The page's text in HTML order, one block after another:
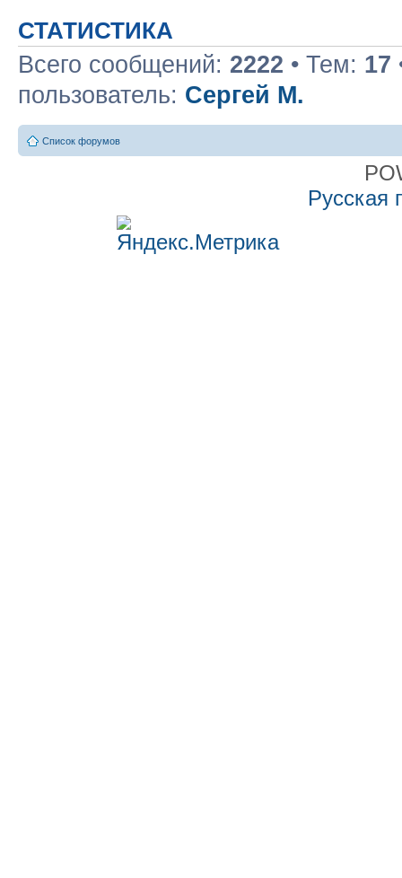
СТАТИСТИКА
Всего сообщений: 2222 • Тем: 17
пользователь: Сергей М.
Список форумов
Русская